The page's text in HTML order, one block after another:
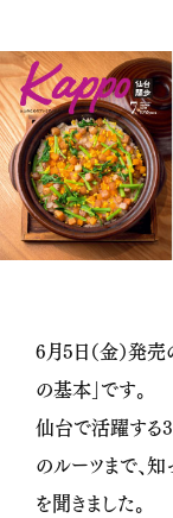
6月5日（金）発
の基本」です。
仙台で活躍する
のルーツまで、
を聞きました。